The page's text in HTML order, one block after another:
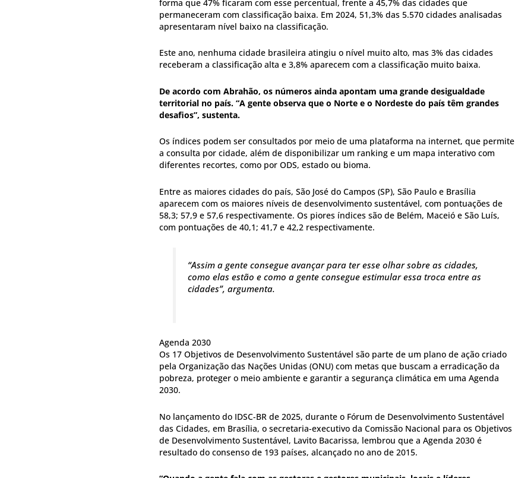
forma que 47% ficaram com esse percentual, frente a 45,7% das cidades que
permaneceram com classificação baixa. Em 2024, 51,3% das 5.570 cidades analisadas
apresentaram nível baixo na classificação.
Este ano, nenhuma cidade brasileira atingiu o nível muito alto, mas 3% das cidades
receberam a classificação alta e 3,8% aparecem com a classificação muito baixa.
De acordo com Abrahão, os números ainda apontam uma grande desigualdade
territorial no país. “A gente observa que o Norte e o Nordeste do país têm grandes
desafios”, sustenta.
Os índices podem ser consultados por meio de uma plataforma na internet, que permite
a consulta por cidade, além de disponibilizar um ranking e um mapa interativo com
diferentes recortes, como por ODS, estado ou bioma.
Entre as maiores cidades do país, São José do Campos (SP), São Paulo e Brasília
aparecem com os maiores níveis de desenvolvimento sustentável, com pontuações de
58,3; 57,9 e 57,6 respectivamente. Os piores índices são de Belém, Maceió e São Luís,
com pontuações de 40,1; 41,7 e 42,2 respectivamente.
“Assim a gente consegue avançar para ter esse olhar sobre as cidades,
como elas estão e como a gente consegue estimular essa troca entre as
cidades”, argumenta.
Agenda 2030
Os 17 Objetivos de Desenvolvimento Sustentável são parte de um plano de ação criado
pela Organização das Nações Unidas (ONU) com metas que buscam a erradicação da
pobreza, proteger o meio ambiente e garantir a segurança climática em uma Agenda
2030.
No lançamento do IDSC-BR de 2025, durante o Fórum de Desenvolvimento Sustentável
das Cidades, em Brasília, o secretaria-executivo da Comissão Nacional para os Objetivos
de Desenvolvimento Sustentável, Lavito Bacarissa, lembrou que a Agenda 2030 é
resultado do consenso de 193 países, alcançado no ano de 2015.